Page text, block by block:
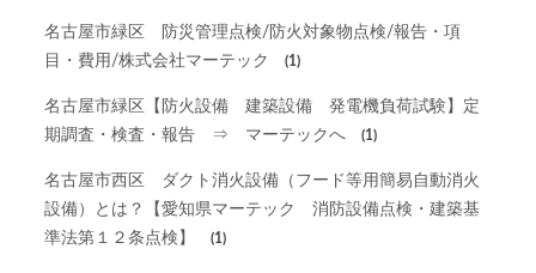
名古屋市緑区 防災管理点検/防火対象物点検/報告・項
目・費用/株式会社マーテック
(1)
名古屋市緑区【防火設備 建築設備 発電機負荷試験】定
期調査・検査・報告 ⇒ マーテックへ
(1)
名古屋市西区 ダクト消火設備（フード等用簡易自動消火
設備）とは？【愛知県マーテック 消防設備点検・建築基
準法第１２条点検】
(1)